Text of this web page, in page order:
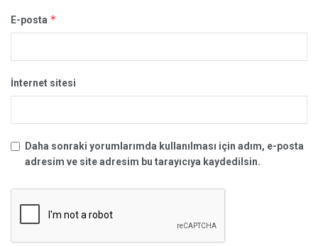
E-posta *
İnternet sitesi
Daha sonraki yorumlarımda kullanılması için adım, e-posta
adresim ve site adresim bu tarayıcıya kaydedilsin.